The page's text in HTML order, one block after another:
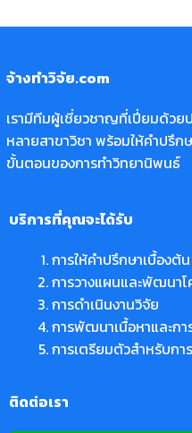
จ้างทำวิจัย.com
เรามีทีมผู้เชี่ยวชาญที่เปี่ยมด้วย
หลายสาขาวิชา พร้อมให้คำปรึ
ขั้นตอนของการทำวิทยานิพนธ์
บริการที่คุณจะได้รับ
การให้คำปรึกษาเบื้องต้น
การวางแผนและพัฒนาโ
การดำเนินงานวิจัย
การพัฒนาเนื้อหาและก
การเตรียมตัวสำหรับกา
ติดต่อเรา